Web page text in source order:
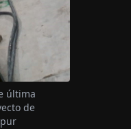
última
de